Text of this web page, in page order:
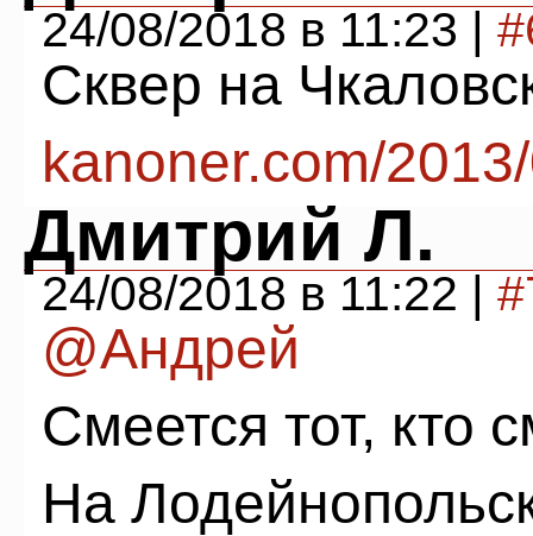
24/08/2018 в 11:23 |
Сквер на
kanoner.com/
Дмитрий Л.
24/08/2018 в 11:22 |
@Андрей
Смеется тот, кто
На